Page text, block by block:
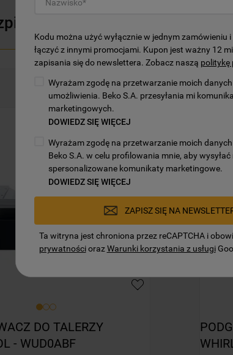
Mogą Cię
DO TALERZY
- WUD0ABF
Kodu można użyć wyłącznie w jednym zamówieniu
łączyć z innymi promocjami. Kupon jest ważny 12
zapisania się do newslettera. Zobacz naszą politykę
Wyrażam zgodę na przetwarzanie moich
umożliwienia. Beko S.A. przesyłania mi
marketingowych.
DOWIEDZ SIĘ WIĘCEJ
Wyrażam zgodę na przetwarzanie moich
Beko S.A. w celu profilowania mnie, aby wysyłać
spersonalizowane komunikaty marketingowe.
DOWIEDZ SIĘ WIĘCEJ
ZAPISZ SIĘ NA
Ta witryna jest chroniona przez reCAPTCHA i
prywatnościorazWarunki korzystania z usługi